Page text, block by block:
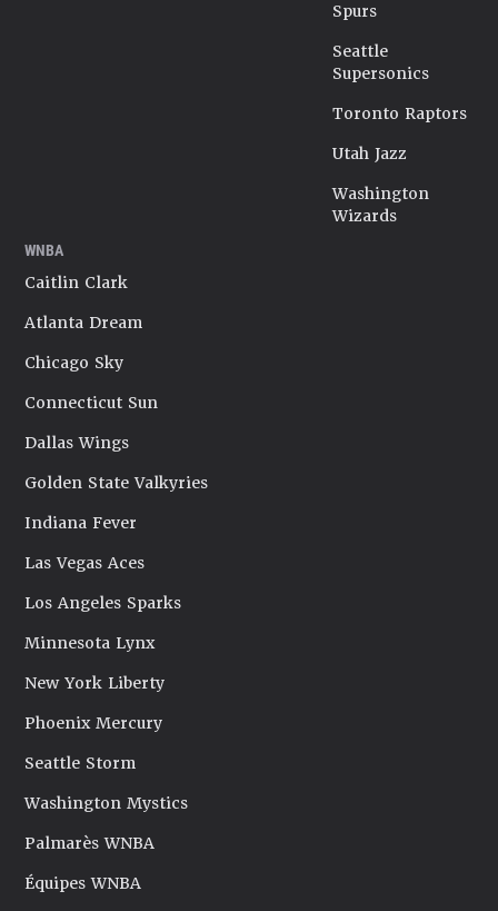
Spurs
Seattle
Supersonics
Toronto Raptors
Utah Jazz
Washington
Wizards
WNBA
Caitlin Clark
Atlanta Dream
Chicago Sky
Connecticut Sun
Dallas Wings
Golden State Valkyries
Indiana Fever
Las Vegas Aces
Los Angeles Sparks
Minnesota Lynx
New York Liberty
Phoenix Mercury
Seattle Storm
Washington Mystics
Palmarès WNBA
Équipes WNBA